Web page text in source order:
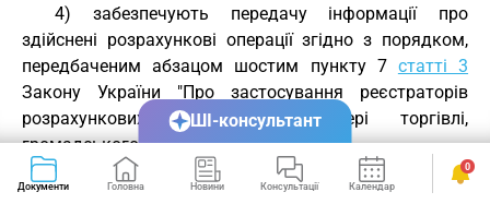
4) забезпечують передачу інформації про
здійснені розрахункові операції згідно з порядком,
передбаченим абзацом шостим пункту 7 статті 3
Закону України "Про застосування реєстраторів
розрахункових операцій у сфері торгівлі,
громадського харчування та послуг";
5) добровільно та з власної ініціативи
Документи Головна Новини Консультації Календар Сервіси
0
ШІ-консультант